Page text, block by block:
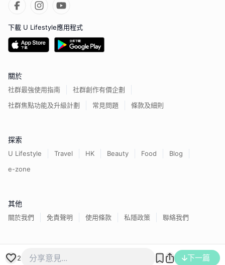
2 下一篇
下載 U Lifestyle應用程式
關於
社群最強使用指南
社群創作有價企劃
社群焦點功能及升級計劃
常見問題 條款及細則
探索
U Lifestyle Travel HK Beauty Food
Blog
e-zone
其他
關於我們 免責聲明 使用條款 私隱政策 聯絡我們
香港經濟日報版權所有©